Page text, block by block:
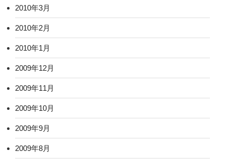
2010年3月
2010年2月
2010年1月
2009年12月
2009年11月
2009年10月
2009年9月
2009年8月